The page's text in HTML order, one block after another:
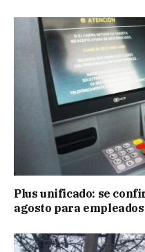
Plus unificado: se
agosto para